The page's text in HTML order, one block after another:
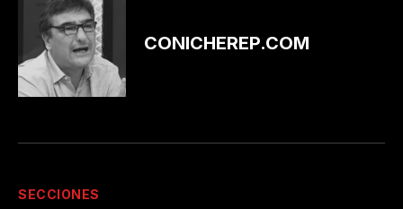
CONICHEREP.COM
SECCIONES